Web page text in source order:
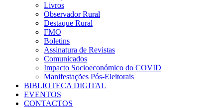
Livros
Observador Rural
Destaque Rural
FMO
Boletins
Assinatura de Revistas
Comunicados
Impacto Socioeconómico do COVID
Manifestações Pós-Eleitorais
BIBLIOTECA DIGITAL
EVENTOS
CONTACTOS